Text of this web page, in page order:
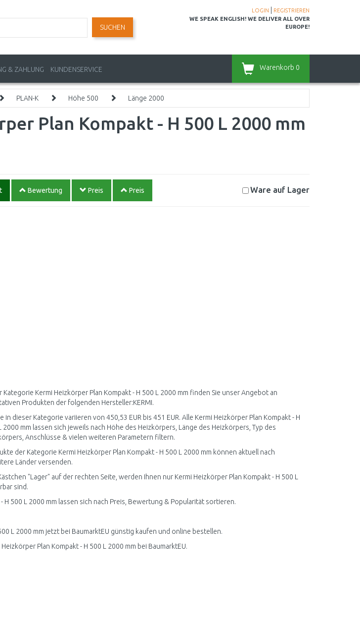
LOGIN
REGISTRIEREN
WE SPEAK ENGLISH! WE DELIVER ALL OVER
EUROPE!
SUCHEN
& ZAHLUNG KUNDENSERVICE Warenkorb 0
PLAN-K Höhe 500 Länge 2000
Plan Kompakt - H 500 L 2000 mm
Bewertung Preis Preis Ware auf Lager
Kategorie Kermi Heizkörper Plan Kompakt - H 500 L 2000 mm finden Sie unser Angebot an
Produkten der folgenden Hersteller:KERMI.
in dieser Kategorie variieren von 450,53 EUR bis 451 EUR. Alle Kermi Heizkörper Plan Kompakt - H
2000 mm lassen sich jeweils nach Höhe des Heizkörpers, Länge des Heizkörpers, Typ des
Anschlüsse & vielen weiteren Parametern filtern.
der Kategorie Kermi Heizkörper Plan Kompakt - H 500 L 2000 mm können aktuell nach
Länder versenden.
"Lager" auf der rechten Seite, werden Ihnen nur Kermi Heizkörper Plan Kompakt - H 500 L
sind.
H 500 L 2000 mm lassen sich nach Preis, Bewertung & Popularität sortieren.
L 2000 mm jetzt bei BaumarktEU günstig kaufen und online bestellen.
Plan Kompakt - H 500 L 2000 mm bei BaumarktEU.